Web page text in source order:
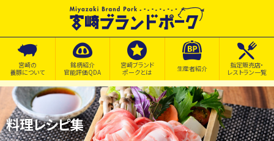
宮崎の
養豚について
銘柄紹介
官能評価QDA
宮崎ブランド
ポークとは
生産者紹介
指定販売店・
レストラン一覧
料理レシピ集